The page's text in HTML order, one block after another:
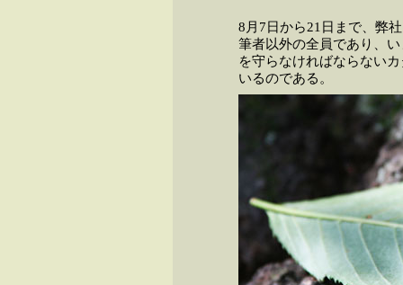
8月7日から21日まで、弊
筆者以外の全員であり、
を守らなければならない
いるのである。